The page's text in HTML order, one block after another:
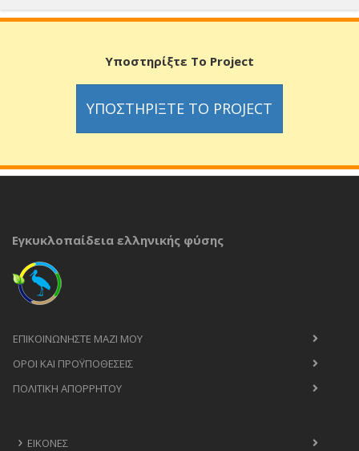
Υποστηρίξτε Το Project
ΥΠΟΣΤΗΡΊΞΤΕ ΤΟ PROJECT
Εγκυκλοπαίδεια ελληνικής φύσης
ΕΠΙΚΟΙΝΩΝΉΣΤΕ ΜΑΖΊ ΜΟΥ
ΟΡΟΙ ΚΑΙ ΠΡΟΫΠΟΘΈΣΕΙΣ
ΠΟΛΙΤΙΚΉ ΑΠΟΡΡΉΤΟΥ
ΕΙΚΌΝΕΣ